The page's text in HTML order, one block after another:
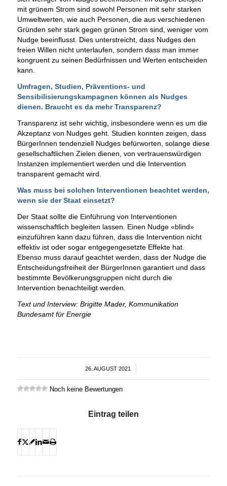
mit grünem Strom sind sowohl Personen mit sehr starken
Umweltwerten, wie auch Personen, die aus verschiedenen
Gründen sehr stark gegen grünen Strom sind, weniger vom
Nudge beeinflusst. Dies unterstreicht, dass Nudges den
freien Willen nicht unterlaufen, sondern dass man immer
kongruent zu seinen Bedürfnissen und Werten entscheiden
kann.
Umfragen, Studien, Präventions- und
Sensibilisierungskampagnen können als Nudges
dienen. Braucht es da mehr Transparenz?
Transparenz ist sehr wichtig, insbesondere wenn es um die
Akzeptanz von Nudges geht. Studien konnten zeigen, dass
BürgerInnen tendenziell Nudges befürworten, solange diese
gesellschaftlichen Zielen dienen, von vertrauenswürdigen
Instanzen implementiert werden und die Intervention
transparent gemacht wird.
Was muss bei solchen Interventionen beachtet werden,
wenn sie der Staat einsetzt?
Der Staat sollte die Einführung von Interventionen
wissenschaftlich begleiten lassen. Einen Nudge «blind»
einzuführen kann dazu führen, dass die Intervention nicht
effektiv ist oder sogar entgegengesetzte Effekte hat.
Ebenso muss darauf geachtet werden, dass der Nudge die
Entscheidungsfreiheit der BürgerInnen garantiert und dass
bestimmte Bevölkerungsgruppen nicht durch die
Intervention benachteiligt werden.
Text und Interview: Brigitte Mader, Kommunikation
Bundesamt für Energie
26. AUGUST 2021
/
Noch keine Bewertungen
Eintrag teilen